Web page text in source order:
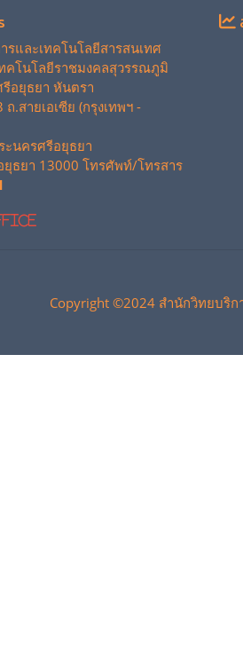
รและเทคโนโลยีสารสนเทศ
คโนโลยีราชมงคลสุวรรณภูมิ
อยุธยา หันตรา
.สายเอเซีย (กรุงเทพฯ -
นครศรีอยุธยา
ยุธยา 13000 โทรศัพท์/โทรสาร
Copyright ©2024 สำนักวิทยบริก